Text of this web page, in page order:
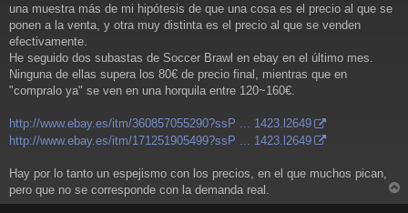
n
s
a
j
una muestra más de mi hipótesis de que una cosa es el precio al que se
ponen a la venta, y otra muy distinta es el precio al que se venden
efectivamente.
He seguido dos subastas de Soccer Brawl en ebay en el último mes.
Ninguna de ellas supera los 80€ de precio final, mientras que en
"compralo ya" se ven en una horquila entre 120~160€.
http://www.ebay.es/itm/360857055290?ssP ... 1423.l2649
http://www.ebay.es/itm/171251905499?ssP ... 1423.l2649
Hay por lo tanto un espejismo con los precios, en el que muchos pican,
pero que no se corresponde con la demanda real.
r